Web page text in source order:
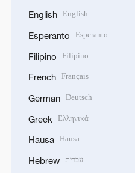
English English
Esperanto Esperanto
Filipino Filipino
French Français
German Deutsch
Greek Ελληνικά
Hausa Hausa
Hebrew עברית